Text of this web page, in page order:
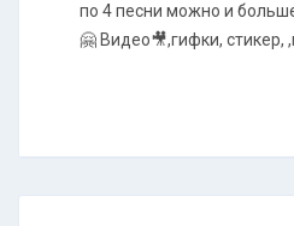
по 4 песни можно и
🤗 Видео🎥,гифки, стикер,